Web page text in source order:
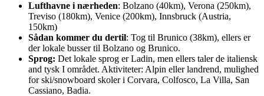
Lufthavne i nærheden: Bolzano (40km), Verona (250km),
Treviso (180km), Venice (200km), Innsbruck (Austria,
150km)
Sådan kommer du dertil: Tog til Brunico (38km), ellers er
der lokale busser til Bolzano og Brunico.
Sprog: Det lokale sprog er Ladin, men ellers taler de italiensk
and tysk I området. Aktiviteter: Alpin eller landrend, mulighed
for ski/snowboard skoler i Corvara, Colfosco, La Villa, San
Cassiano, Badia.